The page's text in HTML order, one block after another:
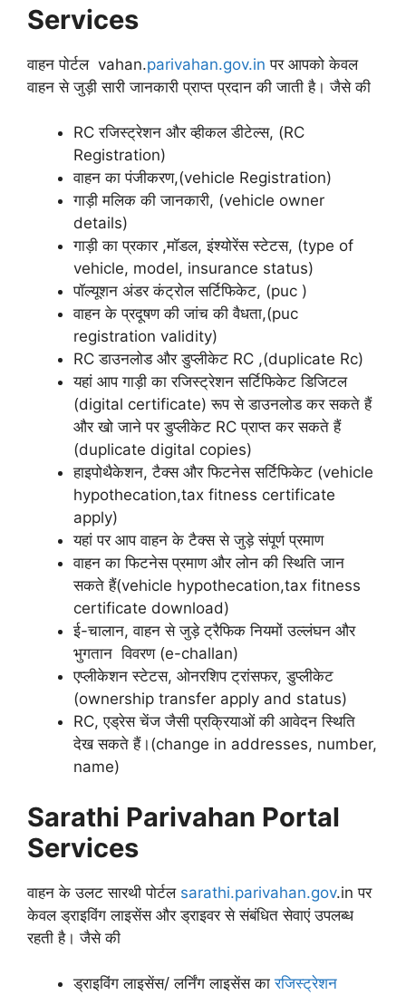
Services
वाहन पोर्टल vahan.parivahan.gov.in पर आपको केवल
वाहन से जुड़ी सारी जानकारी प्राप्त प्रदान की जाती है। जैसे की
RC रजिस्ट्रेशन और व्हीकल डीटेल्स, (RC
Registration)
वाहन का पंजीकरण,(vehicle Registration)
गाड़ी मलिक की जानकारी, (vehicle owner
details)
गाड़ी का प्रकार ,मॉडल, इंश्योरेंस स्टेटस, (type of
vehicle, model, insurance status)
पॉल्यूशन अंडर कंट्रोल सर्टिफिकेट, (puc )
वाहन के प्रदूषण की जांच की वैधता,(puc
registration validity)
RC डाउनलोड और डुप्लीकेट RC ,(duplicate Rc)
यहां आप गाड़ी का रजिस्ट्रेशन सर्टिफिकेट डिजिटल
(digital certificate) रूप से डाउनलोड कर सकते हैं
और खो जाने पर डुप्लीकेट RC प्राप्त कर सकते हैं
(duplicate digital copies)
हाइपोथैकेशन, टैक्स और फिटनेस सर्टिफिकेट (vehicle
hypothecation,tax fitness certificate
apply)
यहां पर आप वाहन के टैक्स से जुड़े संपूर्ण प्रमाण
वाहन का फिटनेस प्रमाण और लोन की स्थिति जान
सकते हैं(vehicle hypothecation,tax fitness
certificate download)
ई-चालान, वाहन से जुड़े ट्रैफिक नियमों उल्लंघन और
भुगतान विवरण (e-challan)
एप्लीकेशन स्टेटस, ओनरशिप ट्रांसफर, डुप्लीकेट
(ownership transfer apply and status)
RC, एड्रेस चेंज जैसी प्रक्रियाओं की आवेदन स्थिति
देख सकते हैं।(change in addresses, number,
name)
Sarathi Parivahan Portal
Services
वाहन के उलट सारथी पोर्टल sarathi.parivahan.gov.in पर
केवल ड्राइविंग लाइसेंस और ड्राइवर से संबंधित सेवाएं उपलब्ध
रहती है। जैसे की
ड्राइविंग लाइसेंस/ लर्निंग लाइसेंस कारजिस्ट्रेशन